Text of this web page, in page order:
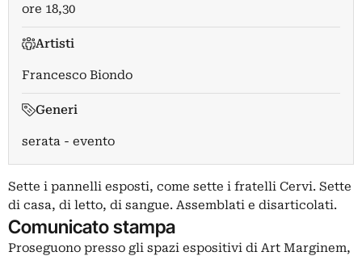
ore 18,30
Artisti
Francesco Biondo
Generi
serata - evento
Sette i pannelli esposti, come sette i fratelli Cervi. Sette
di casa, di letto, di sangue. Assemblati e disarticolati.
Comunicato stampa
Proseguono presso gli spazi espositivi di Art Marginem,